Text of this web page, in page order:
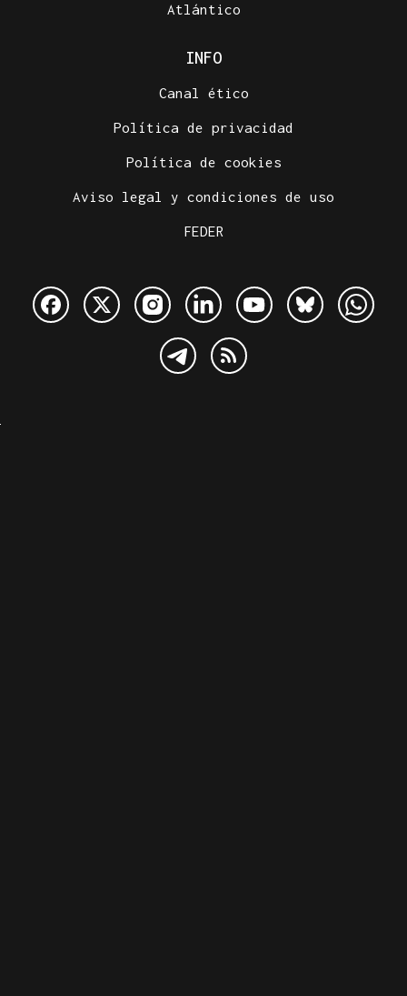
Atlántico
INFO
Canal ético
Política de privacidad
Política de cookies
Aviso legal y condiciones de uso
FEDER